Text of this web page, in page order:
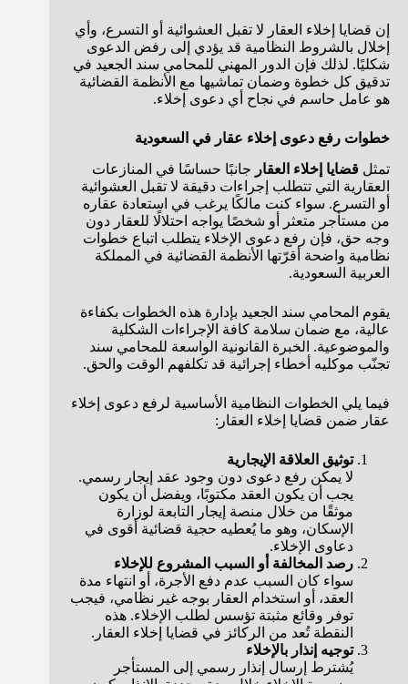
إن قضايا إخلاء العقار لا تقبل العشوائية أو التسرع، وأي
إخلال بالشروط النظامية قد يؤدي إلى رفض الدعوى
شكليًا. لذلك فإن الدور المهني للمحامي سند الجعيد في
تدقيق كل خطوة وضمان تماشيها مع الأنظمة القضائية
هو عامل حاسم في نجاح أي دعوى إخلاء.
خطوات رفع دعوى إخلاء عقار في السعودية
تمثل قضايا إخلاء العقار جانبًا حساسًا في المنازعات
العقارية التي تتطلب إجراءات دقيقة لا تقبل العشوائية
أو التسرع. سواء كنت مالكًا يرغب في استعادة عقاره
من مستأجر متعثر أو شخصًا يواجه احتلالًا للعقار دون
وجه حق، فإن رفع دعوى الإخلاء يتطلب اتباع خطوات
نظامية واضحة أقرّتها الأنظمة القضائية في المملكة
العربية السعودية.
يقوم المحامي سند الجعيد بإدارة هذه الخطوات بكفاءة
عالية، مع ضمان سلامة كافة الإجراءات الشكلية
والموضوعية. الخبرة القانونية الواسعة للمحامي سند
تجنّب موكليه أخطاء إجرائية قد تكلفهم الوقت والحق.
فيما يلي الخطوات النظامية الأساسية لرفع دعوى إخلاء
عقار ضمن قضايا إخلاء العقار:
توثيق العلاقة الإيجارية
لا يمكن رفع دعوى دون وجود عقد إيجار رسمي.
يجب أن يكون العقد مكتوبًا، ويفضل أن يكون
موثقًا من خلال منصة إيجار التابعة لوزارة
الإسكان، وهو ما يُعطيه حجية قضائية أقوى في
دعاوى الإخلاء.
رصد المخالفة أو السبب المشروع للإخلاء
سواء كان السبب عدم دفع الأجرة، أو انتهاء مدة
العقد، أو استخدام العقار بوجه غير نظامي، فيجب
توفر وقائع مثبتة تؤسس لطلب الإخلاء. هذه
النقطة تُعد من الركائز في قضايا إخلاء العقار.
توجيه إنذار بالإخلاء
يُشترط إرسال إنذار رسمي إلى المستأجر